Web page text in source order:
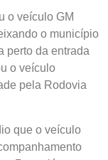
o veículo GM
o município
perto da entrada
o veículo
pela Rodovia
que o veículo